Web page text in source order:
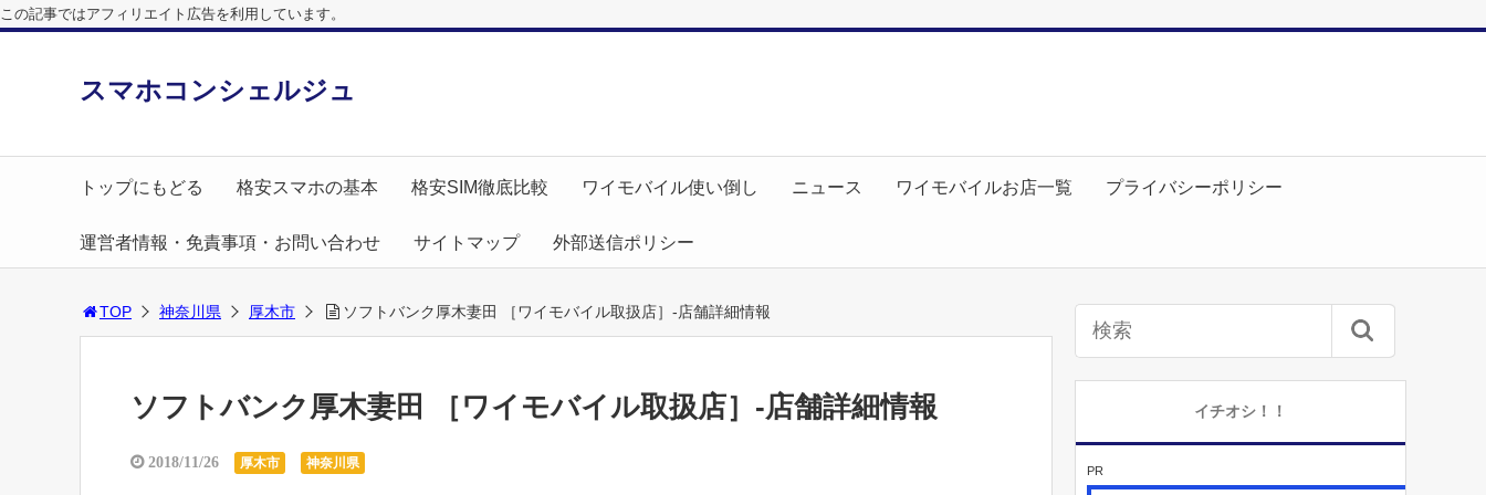
この記事ではアフィリエイト広告を利用しています。
スマホコンシェルジュ
トップにもどる 格安スマホの基本 格安SIM徹底比較 ワイモバイル使い倒し ニュース ワイモバイルお店一覧 プライバシーポリシー
運営者情報・免責事項・お問い合わせ サイトマップ 外部送信ポリシー
TOP 神奈川県 厚木市 ソフトバンク厚木妻田 ［ワイモバイル取扱店］-店舗詳細情報
ソフトバンク厚木妻田 ［ワイモバイル取扱店］-店舗詳細情報
2018/11/26 厚木市 神奈川県
イチオシ！！
PR